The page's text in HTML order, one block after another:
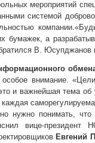
мероприятий
системой
бумажек, а
В.
особое внимание.
и важнейшая тема об
нужно понимать,
вице-президент
Евгений